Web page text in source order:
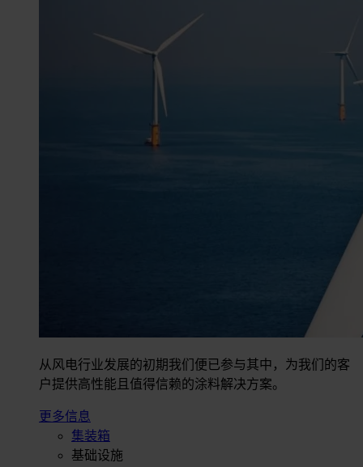
从风电行业发展的初期我们便已参与其中，为我们的客
户提供高性能且值得信赖的涂料解决方案。
更多信息
集装箱
基础设施